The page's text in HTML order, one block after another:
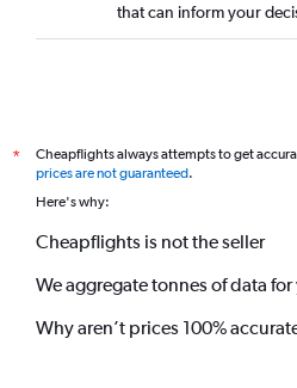
that can inform your
*
Cheapflights always attempts to get
prices are not guaranteed.
Here's why:
Cheapflights is not the seller
We aggregate tonnes of data for
Why aren’t prices 100%